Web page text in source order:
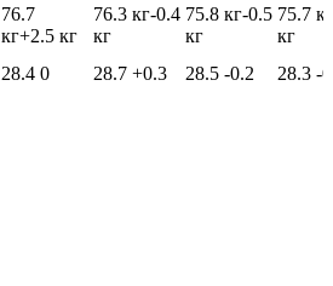
76.7
кг+2.5 кг
76.3 кг-0.4
кг
75.8 кг-0.5
кг
75.7 кг
кг
28.4 0 28.7 +0.3 28.5 -0.2 28.3 -